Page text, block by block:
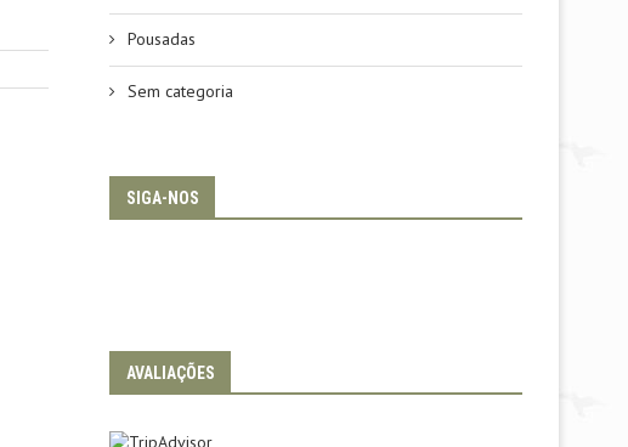
Pousadas
Sem categoria
SIGA-NOS
AVALIAÇÕES